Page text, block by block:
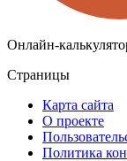
Онлайн-
Страницы
Карта сайта
О проекте
Политика